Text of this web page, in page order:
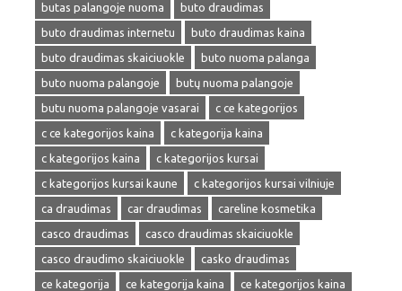
butas palangoje nuoma
buto draudimas
buto draudimas internetu
buto draudimas kaina
buto draudimas skaiciuokle
buto nuoma palanga
buto nuoma palangoje
butų nuoma palangoje
butu nuoma palangoje vasarai
c ce kategorijos
c ce kategorijos kaina
c kategorija kaina
c kategorijos kaina
c kategorijos kursai
c kategorijos kursai kaune
c kategorijos kursai vilniuje
ca draudimas
car draudimas
careline kosmetika
casco draudimas
casco draudimas skaiciuokle
casco draudimo skaiciuokle
casko draudimas
ce kategorija
ce kategorija kaina
ce kategorijos kaina